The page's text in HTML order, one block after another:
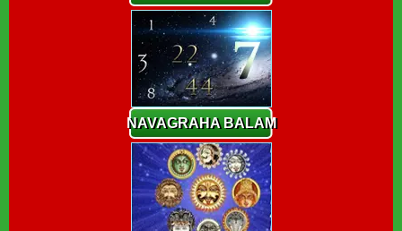
NAVAGRAHA BALAM